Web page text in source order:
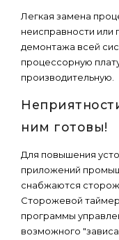
Легкая замена
неисправности или
демонтажа всей
процессорную
производительную.
ним готовы!
Для повышения
приложений
снабжаются
Сторожевой
программы
возможного